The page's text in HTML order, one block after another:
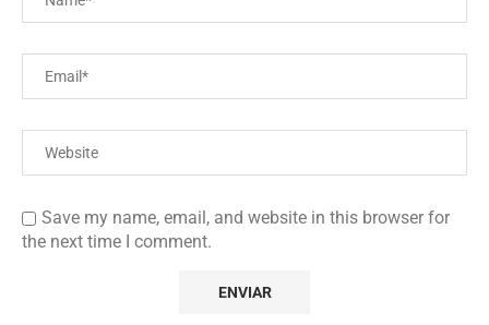
Save my name, email, and website in this browser for
the next time I comment.